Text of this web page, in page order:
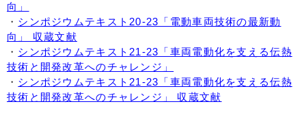
向」
・ シンポジウムテキスト20-23「電動車両技術の最新動
向」 収蔵文献
・ シンポジウムテキスト21-23「車両電動化を支える伝熱
技術と開発改革へのチャレンジ」
・ シンポジウムテキスト21-23「車両電動化を支える伝熱
技術と開発改革へのチャレンジ」 収蔵文献